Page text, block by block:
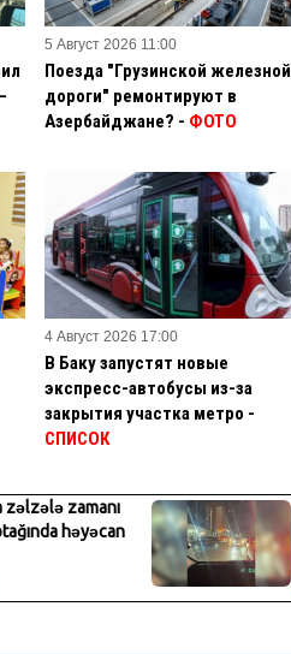
5 Август 2026 11:00
Поезда "Грузинской железной
дороги" ремонтируют в
Азербайджане? - ФОТО
4 Август 2026 17:00
В Баку запустят новые
экспресс-автобусы из-за
закрытия участка метро -
СПИСОК